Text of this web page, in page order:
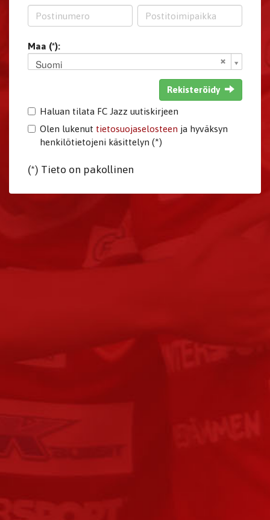
Maa (*):
Suomi
Rekisteröidy
Haluan tilata FC Jazz uutiskirjeen
Olen lukenut tietosuojaselosteen ja hyväksyn
henkilötietojeni käsittelyn (*)
(*) Tieto on pakollinen